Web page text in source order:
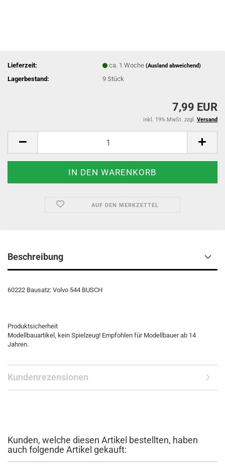
Lieferzeit: ca. 1 Woche(Ausland abweichend)
Lagerbestand: 9Stück
7,99 EUR
inkl. 19% MwSt. zzgl. Versand
AUF DEN MERKZETTEL
Beschreibung
60222 Bausatz: Volvo 544 BUSCH
Produktsicherheit
Modellbauartikel, kein Spielzeug! Empfohlen für Modellbauer ab 14
Jahren.
Kundenrezensionen
Kunden, welche diesen Artikel bestellten, haben
auch folgende Artikel gekauft: